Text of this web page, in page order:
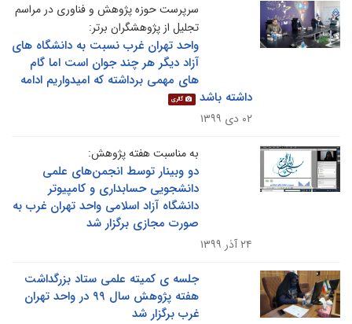
سرپرست حوزه پژوهش و فناوری در مراسم
تجلیل از پژوهشگران برتر:
واحد تهران غرب نسبت به دانشگاه های
آزاد دیگر هر چند جوان است اما گام
های مهمی برداشته که امیدواریم ادامه
داشته باشد
گالری
به مناسبت هفته پژوهش:
دو وبینار توسط انجمن‌های علمی
دانشجویی حسابداری و کامپیوتر
دانشگاه آزاد اسلامی واحد تهران غرب به
صورت مجازی برگزار شد
جلسه ی کمیته علمی ستاد بزرگداشت
هفته پژوهش سال ۹۹ در واحد تهران
غرب برگزار شد